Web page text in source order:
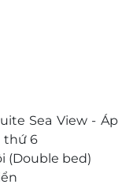
các dịch vụ tiện
thể thao, spa,
đến cho Quý
vời khi lưu trú tại
Né còn sở hữu
Châu Âu hiện
nhìn ra biển.
và đặc biệt Chill
Sea View - Áp
thứ 6
(Double bed)